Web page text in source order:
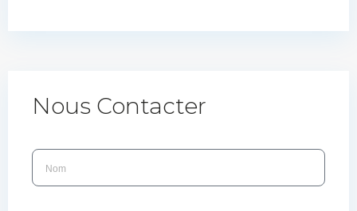
Nous Contacter